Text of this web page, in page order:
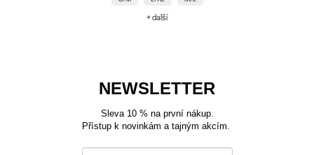
NEWSLETTER
Sleva 10 % na první nákup.
Přístup k novinkám a tajným akcím.